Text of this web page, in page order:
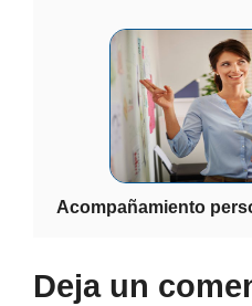
Acompañamiento
Deja un